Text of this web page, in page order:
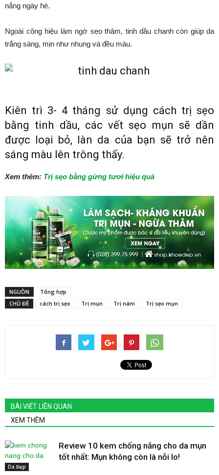
nắng ngày hè.
Ngoài công hiệu làm ngờ sẹo thâm, tinh dầu chanh còn giúp da
trắng sáng, mịn như nhung và đều màu.
Kiên trì 3- 4 tháng sử dụng cách trị sẹo
bằng tinh dầu, các vết sẹo mụn sẽ dần
được loại bỏ, làn da của bạn sẽ trở nên
sáng màu lên trông thấy.
Xem thêm: Trị sẹo bằng gừng tươi hiệu quả
NGUỒN
Tổng hợp
CHỦ ĐỀ
cách trị sẹo Trị mụn Trị nám Trị sẹo mụn
BÀI VIẾT LIÊN QUAN
XEM THÊM
Da Đẹp
Review 10 kem chống nắng cho da mụn
tốt nhất: Mụn không còn là nỗi lo!